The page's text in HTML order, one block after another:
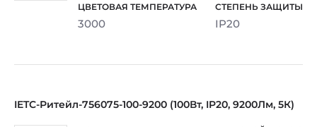
3000 IP20
IETC-Ритейл-756075-100-9200 (100Вт, IP20, 9200Лм, 5К)